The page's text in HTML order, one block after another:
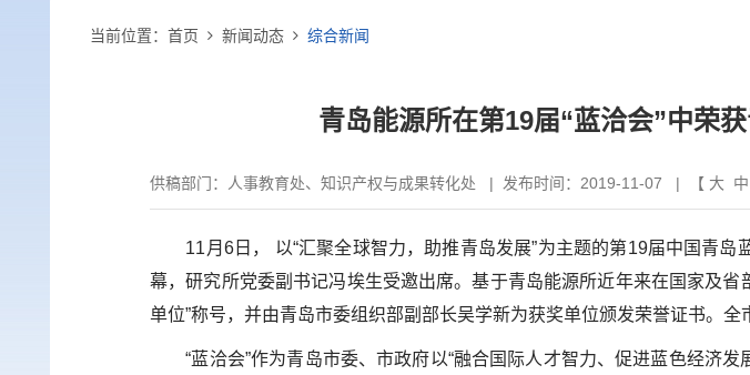
当前位置： 首页 新闻动态 综合新闻
青岛能源所在第19届“蓝洽会”中荣
供稿部门： 人事教育处、知识产权与成果转化处 | 发布时间：2019-11-07 | 【 大 中
11 月 6日， 以“汇聚全球智力，助推青岛发展”为主题的第19届中国青岛
幕，研究所党委副书记冯埃生受邀出席。基于青岛能源所近年来在国家及
单位”称号，并由青岛市委组织部副部长吴学新为获奖单位颁发荣誉证书。全
“蓝洽会”作为青岛市委、市政府以“融合国际人才智力、促进蓝色经济